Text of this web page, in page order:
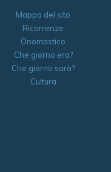
Mappa del sito
Ricorrenze
Onomastico
Che giorno era?
Che giorno sarà?
Cultura